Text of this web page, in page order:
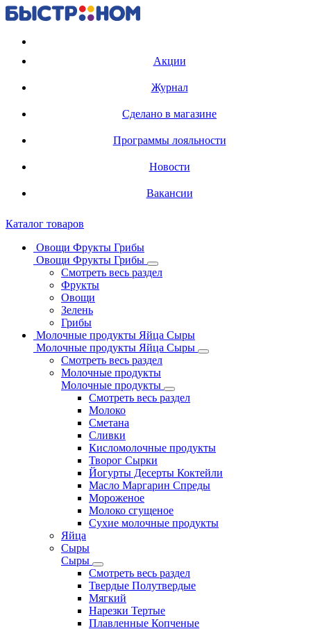
Акции
Журнал
Сделано в магазине
Программы лояльности
Новости
Вакансии
Каталог товаров
Овощи Фрукты Грибы
Овощи Фрукты Грибы
Смотреть весь раздел
Фрукты
Овощи
Зелень
Грибы
Молочные продукты Яйца Сыры
Молочные продукты Яйца Сыры
Смотреть весь раздел
Молочные продукты
Молочные продукты
Смотреть весь раздел
Молоко
Сметана
Сливки
Кисломолочные продукты
Творог Сырки
Йогурты Десерты Коктейли
Масло Маргарин Спреды
Мороженое
Молоко сгущеное
Сухие молочные продукты
Яйца
Сыры
Сыры
Смотреть весь раздел
Твердые Полутвердые
Мягкий
Нарезки Тертые
Плавленные Копченые